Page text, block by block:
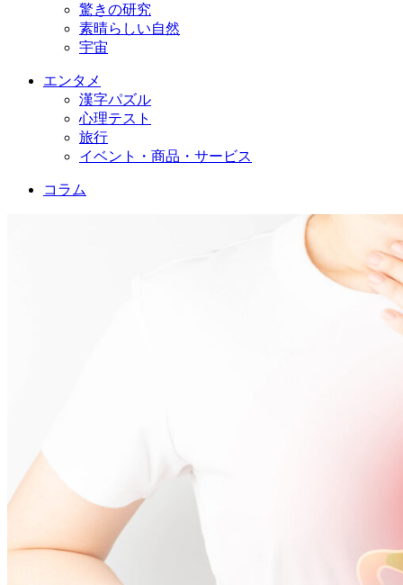
驚きの研究
素晴らしい自然
宇宙
エンタメ
漢字パズル
心理テスト
旅行
イベント・商品・サービス
コラム